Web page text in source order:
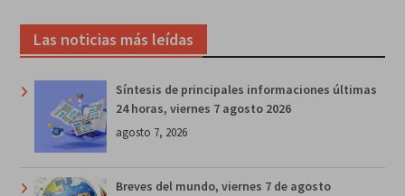
Las noticias más leídas
Síntesis de principales informaciones últimas
24 horas, viernes 7 agosto 2026
agosto 7, 2026
Breves del mundo, viernes 7 de agosto